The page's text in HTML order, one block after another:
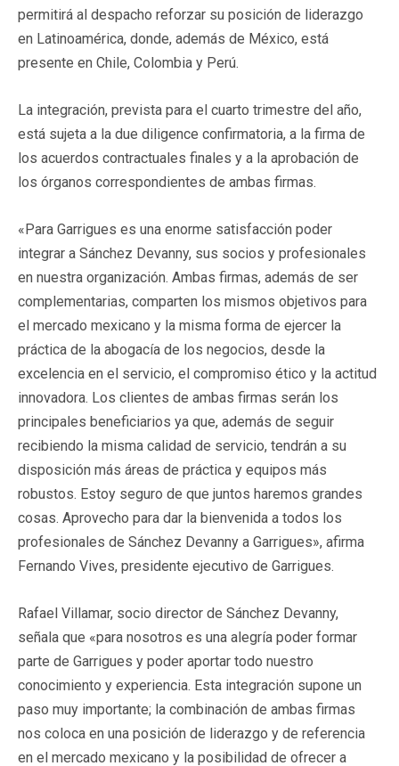
permitirá al despacho reforzar su posición de liderazgo
en Latinoamérica, donde, además de México, está
presente en Chile, Colombia y Perú.
La integración, prevista para el cuarto trimestre del año,
está sujeta a la due diligence confirmatoria, a la firma de
los acuerdos contractuales finales y a la aprobación de
los órganos correspondientes de ambas firmas.
«Para Garrigues es una enorme satisfacción poder
integrar a Sánchez Devanny, sus socios y profesionales
en nuestra organización. Ambas firmas, además de ser
complementarias, comparten los mismos objetivos para
el mercado mexicano y la misma forma de ejercer la
práctica de la abogacía de los negocios, desde la
excelencia en el servicio, el compromiso ético y la actitud
innovadora. Los clientes de ambas firmas serán los
principales beneficiarios ya que, además de seguir
recibiendo la misma calidad de servicio, tendrán a su
disposición más áreas de práctica y equipos más
robustos. Estoy seguro de que juntos haremos grandes
cosas. Aprovecho para dar la bienvenida a todos los
profesionales de Sánchez Devanny a Garrigues», afirma
Fernando Vives, presidente ejecutivo de Garrigues.
Rafael Villamar, socio director de Sánchez Devanny,
señala que «para nosotros es una alegría poder formar
parte de Garrigues y poder aportar todo nuestro
conocimiento y experiencia. Esta integración supone un
paso muy importante; la combinación de ambas firmas
nos coloca en una posición de liderazgo y de referencia
en el mercado mexicano y la posibilidad de ofrecer a